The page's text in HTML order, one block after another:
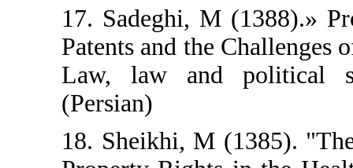
17. Sadeghi, M
Patents and the
Law, law and
18. Sheikhi, M